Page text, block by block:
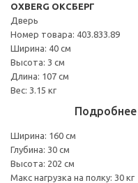
OXBERG ОКСБЕРГ
Дверь
Номер товара: 403.833.89
Ширина: 40 см
Высота: 3 см
Длина: 107 см
Вес: 3.15 кг
Подробнее
Ширина: 160 см
Глубина: 30 см
Высота: 202 см
Макс нагрузка на полку: 30 кг